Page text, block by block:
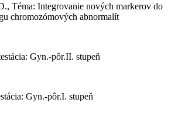
Téma: Integrovanie nových markerov do
chromozómových abnormalít
Gyn.-pôr.II. stupeň
Gyn.-pôr.I. stupeň